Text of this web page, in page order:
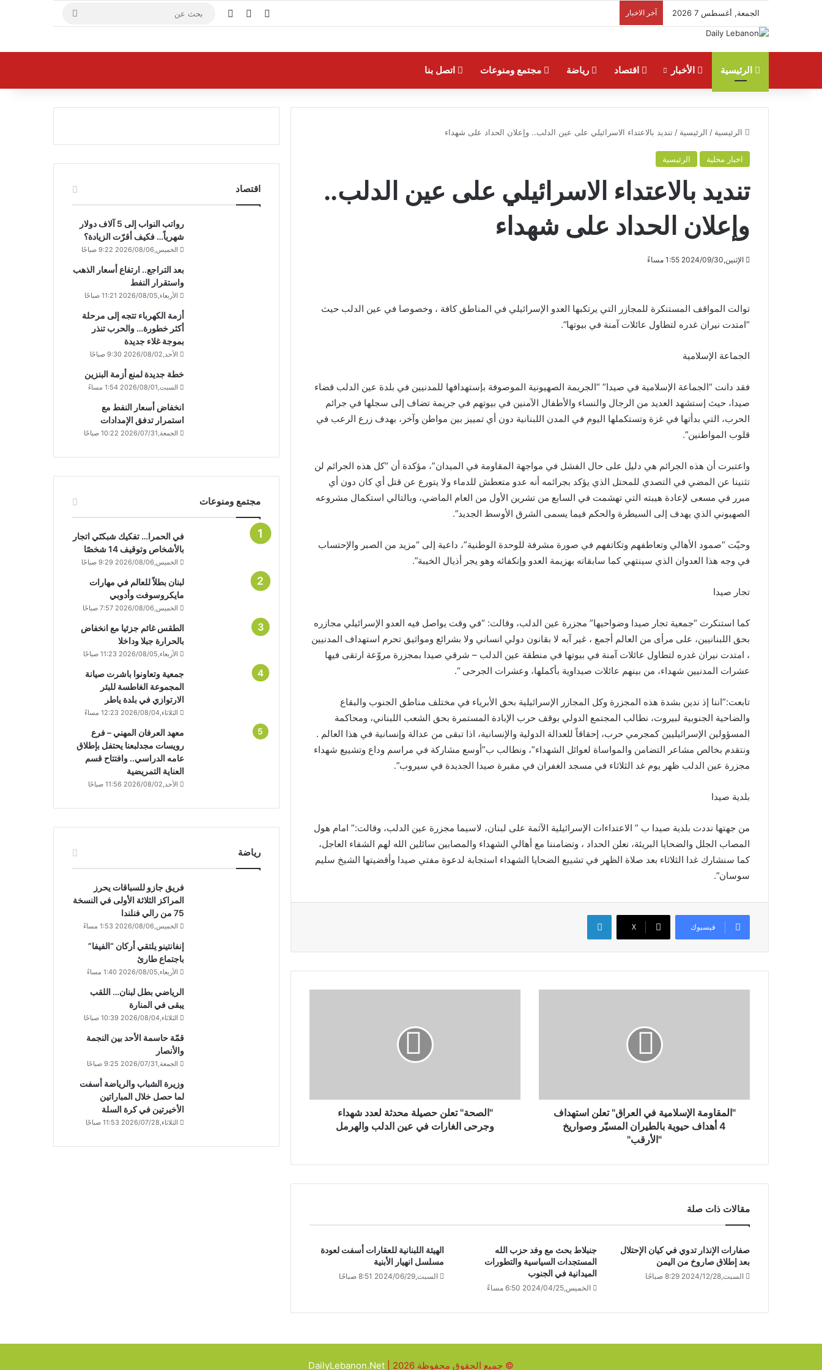
الجمعة, أغسطس 7 2026 آخر الاخبار فيسبوك يوتيوب
الرئيسية الأخبار اقتصاد رياضة مجتمع ومنوعات اتصل بنا
الرئيسية / الرئيسية / تنديد بالاعتداء الاسرائيلي على عين الدلب.. وإعلان الحداد على شهداء
اخبار محلية الرئيسية
تنديد بالاعتداء الاسرائيلي على عين الدلب..
وإعلان الحداد على شهداء
الإثنين,2024/09/30 1:55 مساءً
توالت المواقف المستنكرة للمجازر التي يرتكبها العدو الإسرائيلي في المناطق كافة ، وخصوصا في عين الدلب حيث
“امتدت نيران غدره لتطاول عائلات آمنة في بيوتها”.
الجماعة الإسلامية
فقد دانت “الجماعة الإسلامية في صيدا” “الجريمة الصهيونية الموصوفة بإستهدافها للمدنيين في بلدة عين الدلب قضاء
صيدا، حيث إستشهد العديد من الرجال والنساء والأطفال الآمنين في بيوتهم في جريمة تضاف إلى سجلها في جرائم
الحرب، التي بدأتها في غزة وتستكملها اليوم في المدن اللبنانية دون أي تمييز بين مواطن وآخر، بهدف زرع الرعب في
قلوب المواطنين”.
واعتبرت أن هذه الجرائم هي دليل على حال الفشل في مواجهة المقاومة في الميدان”، مؤكدة أن “كل هذه الجرائم لن
تثنينا عن المضي في التصدي للمحتل الذي يؤكد بجرائمه أنه عدو متعطش للدماء ولا يتورع عن قتل أي كان دون أي
مبرر في مسعى لإعادة هيبته التي تهشمت في السابع من تشرين الأول من العام الماضي، وبالتالي استكمال مشروعه
الصهيوني الذي يهدف إلى السيطرة والحكم فيما يسمى الشرق الأوسط الجديد”.
وحيّت “صمود الأهالي وتعاطفهم وتكاتفهم في صورة مشرفة للوحدة الوطنية”، داعية إلى “مزيد من الصبر والإحتساب
في وجه هذا العدوان الذي سينتهي كما سابقاته بهزيمة العدو وإنكفائه وهو يجر أذيال الخيبة”.
تجار صيدا
كما استنكرت “جمعية تجار صيدا وضواحيها” مجزرة عين الدلب، وقالت: “في وقت يواصل فيه العدو الإسرائيلي مجازره
بحق اللبنانيين، على مرأى من العالم أجمع ، غير آبه لا بقانون دولي انساني ولا بشرائع ومواثيق تحرم استهداف المدنيين
، امتدت نيران غدره لتطاول عائلات آمنة في بيوتها في منطقة عين الدلب – شرقي صيدا بمجزرة مروّعة ارتقى فيها
عشرات المدنيين شهداء، من بينهم عائلات صيداوية بأكملها، وعشرات الجرحى “.
تابعت:”اننا إذ ندين بشدة هذه المجزرة وكل المجازر الإسرائيلية بحق الأبرياء في مختلف مناطق الجنوب والبقاع
والضاحية الجنوبية لبيروت، نطالب المجتمع الدولي بوقف حرب الإبادة المستمرة بحق الشعب اللبناني، ومحاكمة
المسؤولين الإسرائيليين كمجرمي حرب، إحقاقاً للعدالة الدولية والإنسانية، اذا تبقى من عدالة وإنسانية في هذا العالم .
ونتقدم بخالص مشاعر التضامن والمواساة لعوائل الشهداء”، ونطالب ب”أوسع مشاركة في مراسم وداع وتشييع شهداء
مجزرة عين الدلب ظهر يوم غد الثلاثاء في مسجد الغفران في مقبرة صيدا الجديدة في سيروب”.
بلدية صيدا
من جهتها نددت بلدية صيدا ب ” الاعتداءات الإسرائيلية الآثمة على لبنان، لاسيما مجزرة عين الدلب، وقالت:” امام هول
المصاب الجلل والضحايا البريئة، نعلن الحداد ، وتضامننا مع أهالي الشهداء والمصابين سائلين الله لهم الشفاء العاجل،
كما سنشارك غدا الثلاثاء بعد صلاة الظهر في تشييع الضحايا الشهداء استجابة لدعوة مفتي صيدا وأقضيتها الشيخ سليم
سوسان”.
فيسبوك X
لينكدإن
"المقاومة الإسلامية في العراق" تعلن استهداف
4 أهداف حيوية بالطيران المسيّر وصواريخ
"الأرقب"
"الصحة" تعلن حصيلة محدثة لعدد شهداء
وجرحى الغارات في عين الدلب والهرمل
مقالات ذات صلة
صفارات الإنذار تدوي في كيان الإحتلال
بعد إطلاق صاروخ من اليمن
السبت,2024/12/28 8:29 صباحًا
جنبلاط بحث مع وفد حزب الله
المستجدات السياسية والتطورات
الميدانية في الجنوب
الخميس,2024/04/25 6:50 مساءً
الهيئة اللبنانية للعقارات أسفت لعودة
مسلسل انهيار الأبنية
السبت,2024/06/29 8:51 صباحًا
اقتصاد
رواتب النواب إلى 5 آلاف دولار
شهرياً… فكيف أقرّت الزيادة؟
الخميس,2026/08/06 9:22 صباحًا
بعد التراجع.. ارتفاع أسعار الذهب
واستقرار النفط
الأربعاء,2026/08/05 11:21 صباحًا
أزمة الكهرباء تتجه إلى مرحلة
أكثر خطورة… والحرب تنذر
بموجة غلاء جديدة
الأحد,2026/08/02 9:30 صباحًا
خطة جديدة لمنع أزمة البنزين
السبت,2026/08/01 1:54 مساءً
انخفاض أسعار النفط مع
استمرار تدفق الإمدادات
الجمعة,2026/07/31 10:22 صباحًا
مجتمع ومنوعات
في الحمرا… تفكيك شبكتَي اتجار
بالأشخاص وتوقيف 14 شخصًا
الخميس,2026/08/06 9:29 صباحًا
لبنان بطلاً للعالم في مهارات
مايكروسوفت وأدوبي
الخميس,2026/08/06 7:57 صباحًا
الطقس غائم جزئيا مع انخفاض
بالحرارة جبلا وداخلا
الأربعاء,2026/08/05 11:23 صباحًا
جمعية وتعاونوا باشرت صيانة
المجموعة الغاطسة للبئر
الارتوازي في بلدة ياطر
الثلاثاء,2026/08/04 12:23 مساءً
معهد العرفان المهني – فرع
رويسات مجدلبعنا يحتفل بإطلاق
عامه الدراسي.. وافتتاح قسم
العناية التمريضية
الأحد,2026/08/02 11:56 صباحًا
رياضة
فريق جازو للسباقات يحرز
المراكز الثلاثة الأولى في النسخة
75 من رالي فنلندا
الخميس,2026/08/06 1:53 مساءً
إنفانتينو يلتقي أركان “الفيفا”
باجتماع طارئ
الأربعاء,2026/08/05 1:40 مساءً
الرياضي بطل لبنان… اللقب
يبقى في المنارة
الثلاثاء,2026/08/04 10:39 صباحًا
قمّة حاسمة الأحد بين النجمة
والأنصار
الجمعة,2026/07/31 9:25 صباحًا
وزيرة الشباب والرياضة أسفت
لما حصل خلال المباراتين
الأخيرتين في كرة السلة
الثلاثاء,2026/07/28 11:53 صباحًا
© جميع الحقوق محفوظة 2026 | DailyLebanon.Net